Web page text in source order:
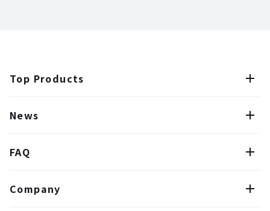
Top Products
News
FAQ
Company